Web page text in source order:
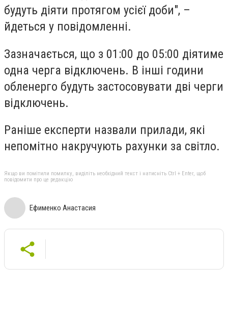
будуть діяти протягом усієї доби", –
йдеться у повідомленні.
Зазначається, що з 01:00 до 05:00 діятиме
одна черга відключень. В інші години
обленерго будуть застосовувати дві черги
відключень.
Раніше експерти назвали прилади, які
непомітно накручують рахунки за світло.
Якщо ви помітили помилку, виділіть необхідний текст і натисніть Ctrl + Enter, щоб
повідомити про це редакцію
Ефименко Анастасия